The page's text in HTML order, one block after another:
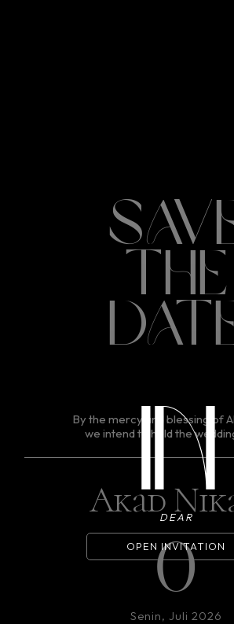
THE
By the mercy and blessing of
we intend to hold the
Akad
Senin, Juli 2026
0
IN
DEAR
OPEN INVITATION